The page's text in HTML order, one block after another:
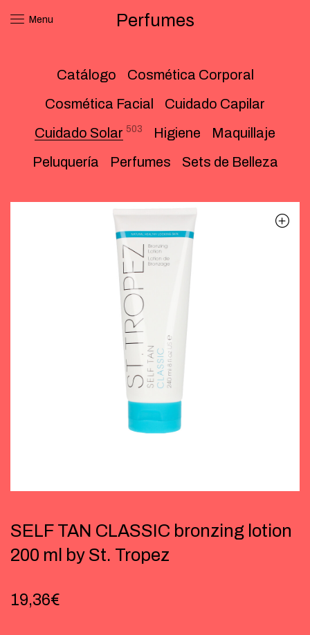
Menu Perfumes
Catálogo
Cosmética Corporal
Cosmética Facial
Cuidado Capilar
Cuidado Solar 503 Higiene
Maquillaje
Peluquería
Perfumes Sets de Belleza
SELF TAN CLASSIC bronzing lotion
200 ml by St. Tropez
19,36€